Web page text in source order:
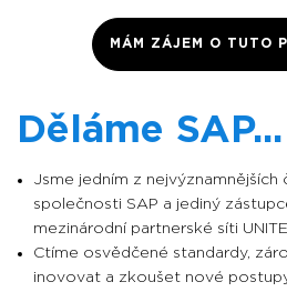
MÁM ZÁJEM O TUTO
Děláme
Jsme jedním z nejvýznamnějších
společnosti SAP a jediný
mezinárodní partnerské síti
Ctíme osvědčené standardy,
inovovat a zkoušet nové